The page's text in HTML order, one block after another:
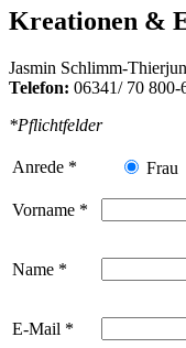
Kreationen &
Jasmin Schlimm-
Telefon: 06341/ 70 800-
*Pflichtfelder
Anrede * Frau
Vorname *
Name *
E-Mail *